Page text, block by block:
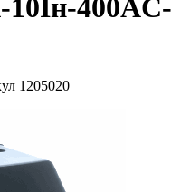
400AC-
1205020